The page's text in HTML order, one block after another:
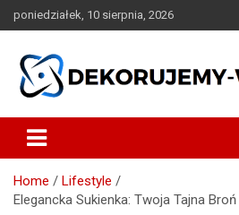
to
poniedziałek, 10 sierpnia, 2026
dekorujemy-
Home
Lifestyle
Elegancka Sukienka: Twoja Tajna